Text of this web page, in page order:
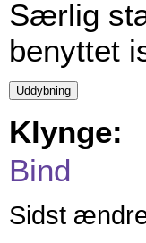
Særlig
benyttet
Klynge:
Bind
Sidst